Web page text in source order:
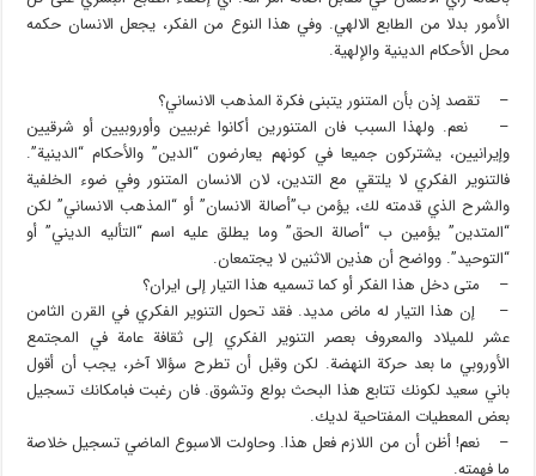
الأمور بدلا من الطابع الالهي. وفي هذا النوع من الفكر، يجعل الانسان حكمه
محل الأحكام الدينية والإلهية.
– تقصد إذن بأن المتنور يتبنى فكرة المذهب الانساني؟
– نعم. ولهذا السبب فان المتنورين أكانوا غربيين وأوروبيين أو شرقيين
وإيرانيين، يشتركون جميعا في كونهم يعارضون “الدين” والأحكام “الدينية”.
فالتنوير الفكري لا يلتقي مع التدين، لان الانسان المتنور وفي ضوء الخلفية
والشرح الذي قدمته لك، يؤمن ب”أصالة الانسان” أو “المذهب الانساني” لكن
“المتدين” يؤمين ب “أصالة الحق” وما يطلق عليه اسم “التأليه الديني” أو
“التوحيد”. وواضح أن هذين الاثنين لا يجتمعان.
– متى دخل هذا الفكر أو كما تسميه هذا التيار إلى ايران؟
– إن هذا التيار له ماض مديد. فقد تحول التنوير الفكري في القرن الثامن
عشر للميلاد والمعروف بعصر التنوير الفكري إلى ثقافة عامة في المجتمع
الأوروبي ما بعد حركة النهضة. لكن وقبل أن تطرح سؤالا آخر، يجب أن أقول
باني سعيد لكونك تتابع هذا البحث بولع وتشوق. فان رغبت فبامكانك تسجيل
بعض المعطيات المفتاحية لديك.
– نعم! أظن أن من اللازم فعل هذا. وحاولت الاسبوع الماضي تسجيل خلاصة
ما فهمته.